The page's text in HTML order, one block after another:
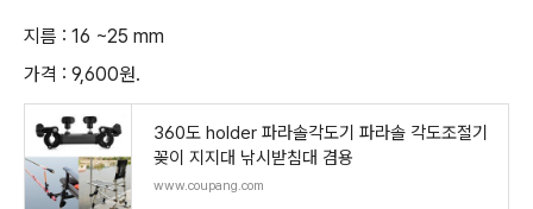
지름 : 16 ~25 mm
가격 : 9,600원.
360도 holder 파라솔각도기 파라솔 각도조절기
꽂이 지지대 낚시받침대 겸용
www.coupang.com